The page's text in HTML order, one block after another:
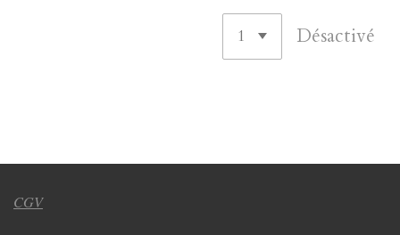
Désactivé
CGV